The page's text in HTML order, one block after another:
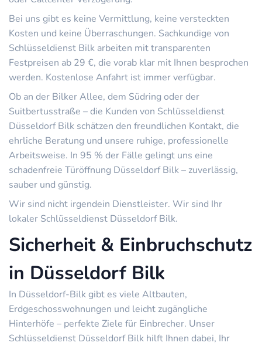
Bei uns gibt es keine Vermittlung, keine versteckten
Kosten und keine Überraschungen. Sachkundige von
Schlüsseldienst Bilk arbeiten mit transparenten
Festpreisen ab 29 €, die vorab klar mit Ihnen besprochen
werden. Kostenlose Anfahrt ist immer verfügbar.
Ob an der Bilker Allee, dem Südring oder der
Suitbertusstraße – die Kunden von Schlüsseldienst
Düsseldorf Bilk schätzen den freundlichen Kontakt, die
ehrliche Beratung und unsere ruhige, professionelle
Arbeitsweise. In 95 % der Fälle gelingt uns eine
schadenfreie Türöffnung Düsseldorf Bilk – zuverlässig,
sauber und günstig.
Wir sind nicht irgendein Dienstleister. Wir sind Ihr
lokaler Schlüsseldienst Düsseldorf Bilk.
Sicherheit & Einbruchschutz
in Düsseldorf Bilk
In Düsseldorf-Bilk gibt es viele Altbauten,
Erdgeschosswohnungen und leicht zugängliche
Hinterhöfe – perfekte Ziele für Einbrecher. Unser
Schlüsseldienst Düsseldorf Bilk hilft Ihnen dabei, Ihr